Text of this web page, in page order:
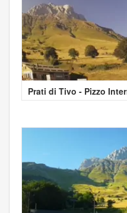
Prati di Tivo - Pizzo